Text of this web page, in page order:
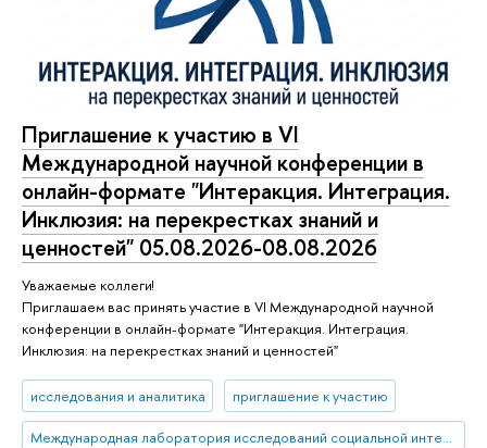
Приглашение к участию в VI
Международной научной конференции в
онлайн-формате "Интеракция. Интеграция.
Инклюзия: на перекрестках знаний и
ценностей" 05.08.2026-08.08.2026
Уважаемые коллеги!
Приглашаем вас принять участие в VI Международной научной
конференции в онлайн-формате "Интеракция. Интеграция.
Инклюзия: на перекрестках знаний и ценностей"
исследования и аналитика приглашение к участию
Международная лаборатория исследований социальной интеграции